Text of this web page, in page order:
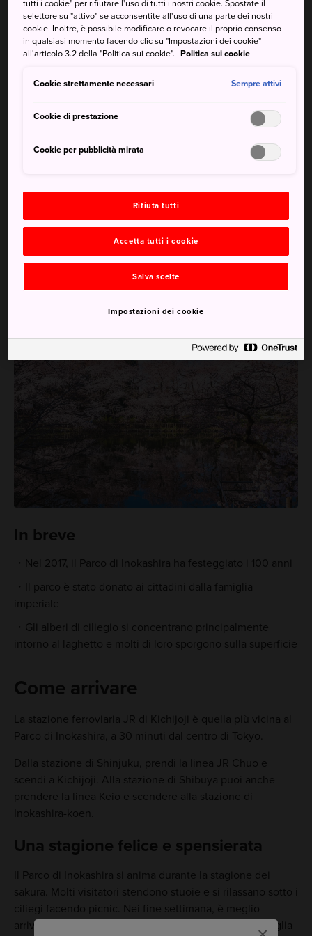
Con circa 500 ciliegi in fiore e un incantevole lago, il
Parco di Inokashira è un punto di osservazione perfetto
per ammirare i sakura a Tokyo.
Da non perdere
I fiori che sbocciano dalla fine di marzo all'inizio
Un giro sulle barche a forma di cigno
Una visita al famoso Museo Ghibli, nella parte
meridionale del parco (è necessario prenotare i
In breve
Nel 2017, il Parco di Inokashira ha festeggiato i 100 anni
Il parco è stato donato ai cittadini dalla famiglia
imperiale
Gli alberi di ciliegio si concentrano principalmente
intorno al laghetto e molti di loro sporgono sulla superficie
Come arrivare
La stazione ferroviaria JR di Kichijoji è quella più vicina al
Parco di Inokashira, a 30 minuti dal centro di Tokyo.
Dalla stazione di Shinjuku, prendi la linea JR Chuo e
scendi a Kichijoji. Alla stazione di Shibuya puoi anche
prendere la linea Keio e scendere alla stazione di
Inokashira-koen.
Una stagione felice e spensierata
Il Parco di Inokashira si anima durante la stagione dei
sakura. Molti visitatori stendono stuoie e si rilassano sotto i
ciliegi facendo picnic. Nei fine settimana, è meglio
arrivare presto per occupare un posto, oppure si consiglia
tutti i cookie" per rifiutare l'uso di tutti i nostri cookie. Spostate il
selettore su "attivo" se acconsentite all'uso di una parte dei nostri
cookie. Inoltre, è possibile modificare o revocare il proprio consenso
in qualsiasi momento facendo clic su "Impostazioni dei cookie"
all'articolo 3.2 della "Politica sui cookie". Politica sui cookie
Cookie strettamente necessari Sempre attivi
Cookie di prestazione
Cookie per pubblicità mirata
Rifiuta tutti
Accetta tutti i cookie
Salva scelte
Impostazioni dei cookie